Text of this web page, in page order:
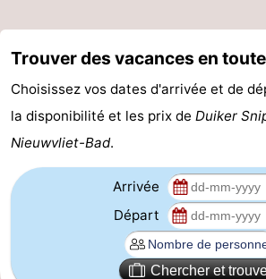
Trouver des vacances en
Choisissez vos dates d'arrivée et de
la disponibilité et les prix de Duiker
Nieuwvliet-Bad.
Arrivée
Départ
Chercher et